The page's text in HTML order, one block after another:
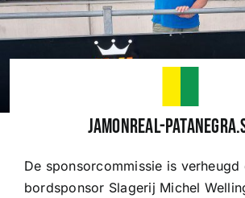
Nieuws
Teams
Wedstrijden
Trainingsschema
JAMONREAL-
De sponsorcommissie is verheugd
bordsponsor Slagerij Michel